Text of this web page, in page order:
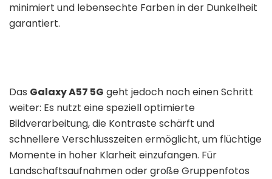
minimiert und lebensechte Farben in der Dunkelheit
garantiert.
Das Galaxy A57 5G geht jedoch noch einen Schritt
weiter: Es nutzt eine speziell optimierte
Bildverarbeitung, die Kontraste schärft und
schnellere Verschlusszeiten ermöglicht, um flüchtige
Momente in hoher Klarheit einzufangen. Für
Landschaftsaufnahmen oder große Gruppenfotos